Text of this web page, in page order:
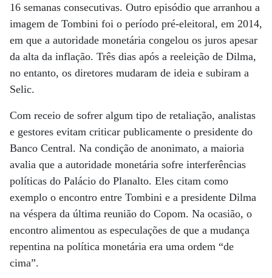
16 semanas consecutivas. Outro episódio que arranhou a
imagem de Tombini foi o período pré-eleitoral, em 2014,
em que a autoridade monetária congelou os juros apesar
da alta da inflação. Três dias após a reeleição de Dilma,
no entanto, os diretores mudaram de ideia e subiram a
Selic.
Com receio de sofrer algum tipo de retaliação, analistas
e gestores evitam criticar publicamente o presidente do
Banco Central. Na condição de anonimato, a maioria
avalia que a autoridade monetária sofre interferências
políticas do Palácio do Planalto. Eles citam como
exemplo o encontro entre Tombini e a presidente Dilma
na véspera da última reunião do Copom. Na ocasião, o
encontro alimentou as especulações de que a mudança
repentina na política monetária era uma ordem “de
cima”.